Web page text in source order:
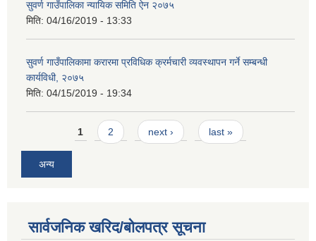
सुवर्ण गाउँपालिका न्यायिक समिति ऐन २०७५
मिति: 04/16/2019 - 13:33
सुवर्ण गाउँपालिकामा करारमा प्रविधिक क्रर्मचारी व्यवस्थापन गर्ने सम्बन्धी
कार्यविधी, २०७५
मिति: 04/15/2019 - 19:34
Pages1 2 next › last »
अन्य
सार्वजनिक खरिद/बोलपत्र सूचना